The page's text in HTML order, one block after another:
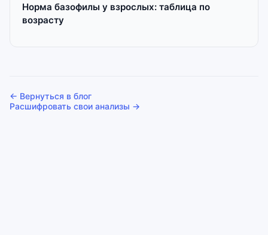
Норма базофилы у взрослых: таблица по
возрасту
← Вернуться в блог
Расшифровать свои анализы →